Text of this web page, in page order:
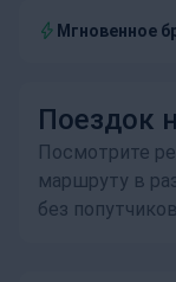
Мгновенное
Поездок
Посмотрите
маршруту в
без